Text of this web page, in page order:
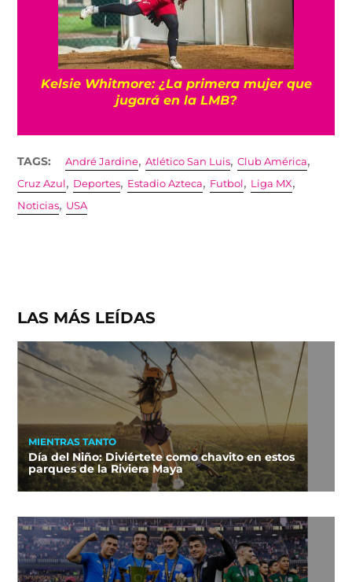
Kelsie Whitmore: ¿La primera mujer que
jugará en la LMB?
TAGS: André Jardine,Atlético San Luis,Club América,
Cruz Azul , Deportes, Estadio Azteca, Futbol , Liga MX,
Noticias, USA
LAS MÁS LEÍDAS
MIENTRAS TANTO
Día del Niño: Diviértete como chavito en estos
parques de la Riviera Maya